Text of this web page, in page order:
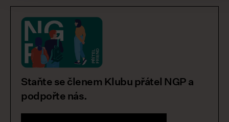
Staňte se členem Klubu přátel NGP a
podpořte nás.